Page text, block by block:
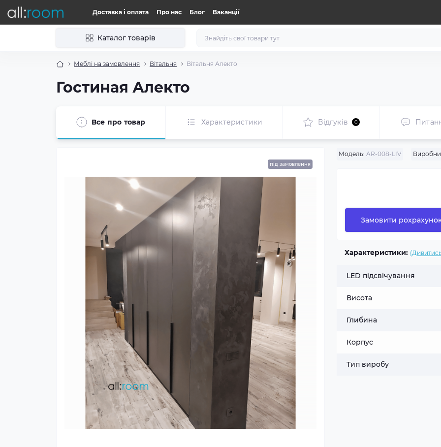
Доставка і оплата Про нас Блог Ваканції
Каталог товарів
Меблі на замовлення Вітальня Вітальня Алекто
Гостиная Алекто
Все про товар Характеристики Відгуків 0
під замовлення
Модель: AR-008-LIV
Замовити
Характеристики:
LED підсвічування
Висота
Глибина
Корпус
Тип виробу